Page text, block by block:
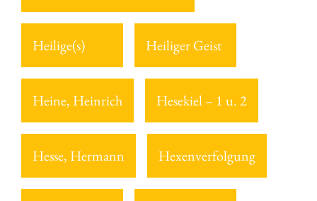
Heilige(s) Heiliger Geist
Heine, Heinrich Hesekiel – 1 u. 2
Hesse, Hermann Hexenverfolgung